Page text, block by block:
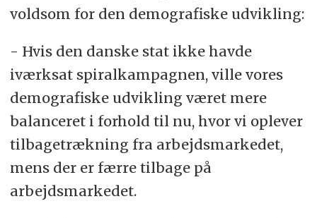
voldsom for den demografiske udvikling:
- Hvis den danske stat ikke havde
iværksat spiralkampagnen, ville vores
demografiske udvikling været mere
balanceret i forhold til nu, hvor vi oplever
tilbagetrækning fra arbejdsmarkedet,
mens der er færre tilbage på
arbejdsmarkedet.